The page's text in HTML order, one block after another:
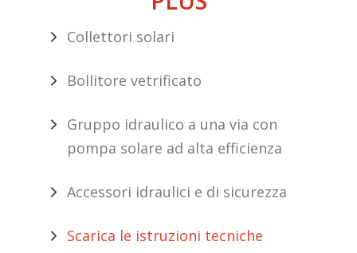
Collettori solari
Bollitore vetrificato
Gruppo idraulico a una via con
pompa solare ad alta efficienza
Accessori idraulici e di sicurezza
Scarica le istruzioni tecniche